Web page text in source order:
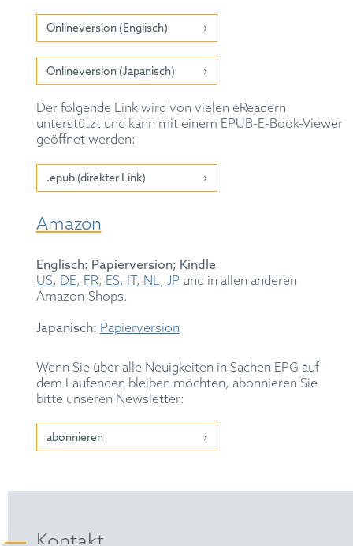
Onlineversion (Englisch)
Onlineversion (Japanisch)
Der folgende Link wird von vielen eReadern
unterstützt und kann mit einem EPUB-E-Book-Viewer
geöffnet werden:
.epub (direkter Link)
Amazon
Englisch: Papierversion; Kindle
US, DE, FR, ES, IT, NL, JPund in allen anderen
Amazon-Shops.
Japanisch: Papierversion
Wenn Sie über alle Neuigkeiten in Sachen EPG auf
dem Laufenden bleiben möchten, abonnieren Sie
bitte unseren Newsletter:
abonnieren